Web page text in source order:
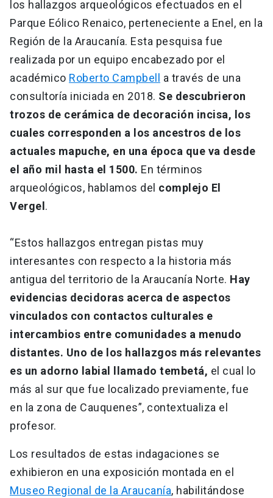
los hallazgos arqueológicos efectuados en el
Parque Eólico Renaico, perteneciente a Enel, en la
Región de la Araucanía. Esta pesquisa fue
realizada por un equipo encabezado por el
académico Roberto Campbell
a través de una
consultoría iniciada en 2018. Se descubrieron
trozos de cerámica de decoración incisa, los
cuales corresponden a los ancestros de los
actuales mapuche, en una época que va desde
el año mil hasta el 1500. En términos
arqueológicos, hablamos del complejo El
Vergel .
“Estos hallazgos entregan pistas muy
interesantes con respecto a la historia más
antigua del territorio de la Araucanía Norte. Hay
evidencias decidoras acerca de aspectos
vinculados con contactos culturales e
intercambios entre comunidades a menudo
distantes. Uno de los hallazgos más relevantes
es un adorno labial llamado tembetá, el cual lo
más al sur que fue localizado previamente, fue
en la zona de Cauquenes”, contextualiza el
profesor.
Los resultados de estas indagaciones se
exhibieron en una exposición montada en el
Museo Regional de la Araucanía, habilitándose